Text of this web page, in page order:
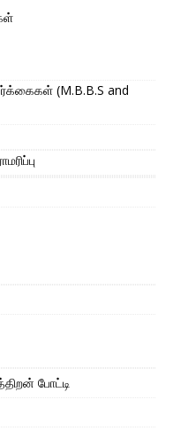
(M.B.B.S and
போட்டி